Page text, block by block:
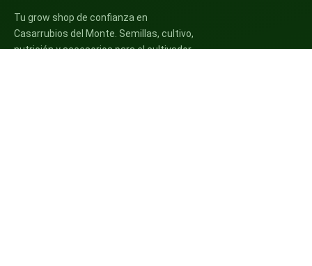
Tu grow shop de confianza en
Casarrubios del Monte. Semillas, cultivo,
nutrición y accesorios para el cultivador